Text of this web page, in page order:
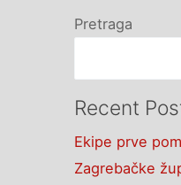
Pretraga
Recent
Ekipe prve
Zagrebačke